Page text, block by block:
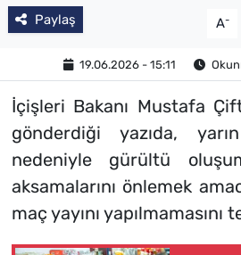
Paylaş A-
19.06.2026 - 15:11
İçişleri Bakanı Mustafa
gönderdiği yazıda,
nedeniyle gürültü
aksamalarını önlemek
maç yayını yapılmamasını